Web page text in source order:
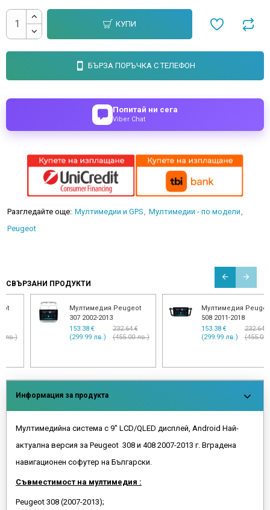
КУПИ
БЪРЗА ПОРЪЧКА С ТЕЛЕФОН
Попитай ни сега
Viber Chat
Разгледайте още: Мултимедии и GPS
Мултимедии - по модели
Peugeot
СВЪРЗАНИ ПРОДУКТИ
Мултимедия Peugeot
508 2011-2018
153.38 €
(299.99 лв.)
232.64 €
(455.00 лв.)
Мултимедия Peugeot
Partner, Citroen
Berlingo2008-2019 и
Информация за продукта
Мултимедийна система с 9" LCD/QLED дисплей, Android Най-
актуална версия за Peugeot 308 и 408 2007-2013 г. Вградена
навигационен софутер на Български.
Съвместимост на мултимедия :
Peugeot 308 (2007-2013);